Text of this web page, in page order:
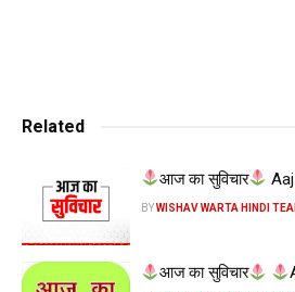
Related
आज का सुविचार
BYWISHAV WARTA HINDI
आज का सुविचार